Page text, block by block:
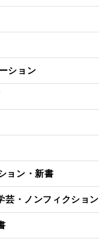
ション
ョン・新書
芸・ノンフィクション